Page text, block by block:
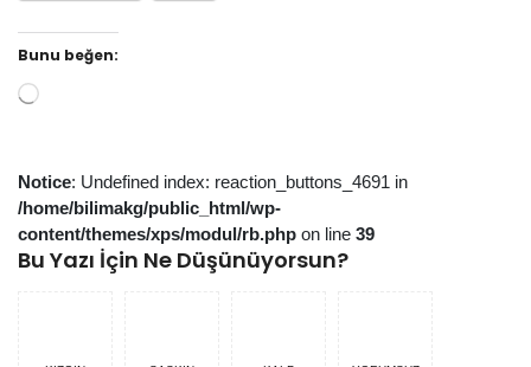
Bunu beğen:
Notice: Undefined index: reaction_buttons_4691 in
/home/bilimakg/public_html/wp-
content/themes/xps/modul/rb.php on line 39
Bu Yazı İçin Ne Düşünüyorsun?